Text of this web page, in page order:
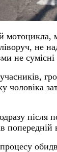
не
не
чоловіка
після